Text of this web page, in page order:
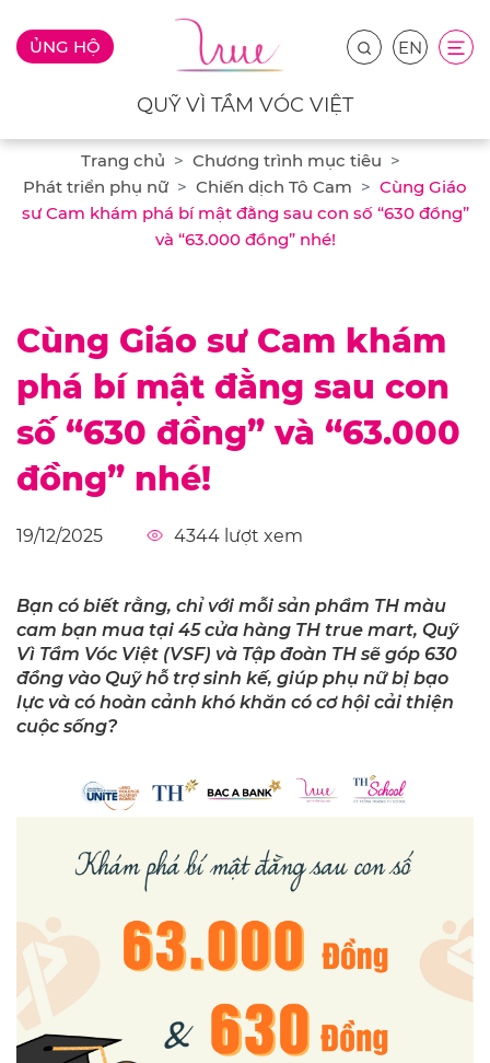
ỦNG HỘ EN
QUỸ VÌ TẦM VÓC VIỆT
Trang chủ
Chương trình mục tiêu
Phát triển phụ nữ
Chiến dịch Tô Cam
Cùng Giáo
sư Cam khám phá bí mật đằng sau con số “630 đồng”
và “63.000 đồng” nhé!
Cùng Giáo sư Cam khám
phá bí mật đằng sau con
số “630 đồng” và “63.000
đồng” nhé!
19/12/2025 4344 lượt xem
Bạn có biết rằng, chỉ với mỗi sản phẩm TH màu
cam bạn mua tại 45 cửa hàng TH true mart, Quỹ
Vì Tầm Vóc Việt (VSF) và Tập đoàn TH sẽ góp 630
đồng vào Quỹ hỗ trợ sinh kế, giúp phụ nữ bị bạo
lực và có hoàn cảnh khó khăn có cơ hội cải thiện
cuộc sống?